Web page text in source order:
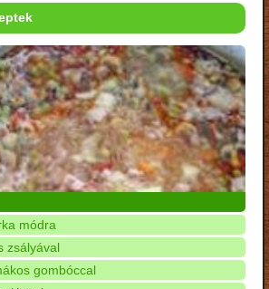
módra
zsályával
gombóccal